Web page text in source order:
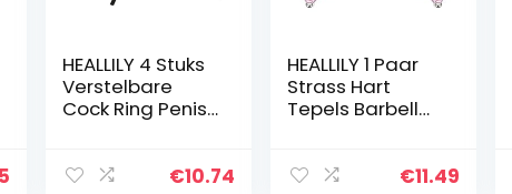
HEALLILY 4 Stuks
Verstelbare
Cock Ring Penis
Elektronische
€10.74
HEALLILY 1 Paar
Strass Hart
Tepels Barbell
Body Piercing
€11.49